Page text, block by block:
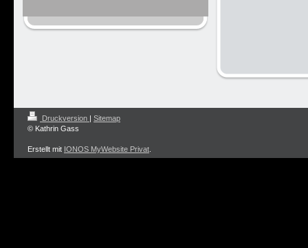
Druckversion | Sitemap
© Kathrin Gass
Erstellt mit IONOS MyWebsite Privat